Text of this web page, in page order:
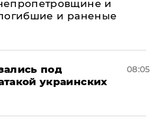
и
и раненые
под
украинских
08:05